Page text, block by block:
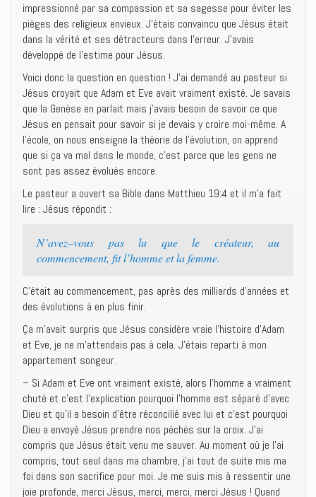
impressionné par sa compassion et sa sagesse pour éviter les
pièges des religieux envieux. J’étais convaincu que Jésus était
dans la vérité et ses détracteurs dans l’erreur. J’avais
développé de l’estime pour Jésus.
Voici donc la question en question ! J’ai demandé au pasteur si
Jésus croyait que Adam et Eve avait vraiment existé. Je savais
que la Genèse en parlait mais j’avais besoin de savoir ce que
Jésus en pensait pour savoir si je devais y croire moi-même. A
l’école, on nous enseigne la théorie de l’évolution, on apprend
que si ça va mal dans le monde, c’est parce que les gens ne
sont pas assez évolués encore.
Le pasteur a ouvert sa Bible dans Matthieu 19:4 et il m’a fait
lire : Jésus répondit :
N’avez–vous pas lu que le créateur, au
commencement, fit l’homme et la femme.
C’était au commencement, pas après des milliards d’années et
des évolutions à en plus finir.
Ça m’avait surpris que Jésus considère vraie l’histoire d’Adam
et Eve, je ne m’attendais pas à cela. J’étais reparti à mon
appartement songeur.
– Si Adam et Eve ont vraiment existé, alors l’homme a vraiment
chuté et c’est l’explication pourquoi l’homme est séparé d’avec
Dieu et qu’il a besoin d’être réconcilié avec lui et c’est pourquoi
Dieu a envoyé Jésus prendre nos péchés sur la croix. J’ai
compris que Jésus était venu me sauver. Au moment où je l’ai
compris, tout seul dans ma chambre, j’ai tout de suite mis ma
foi dans son sacrifice pour moi. Je me suis mis à ressentir une
joie profonde, merci Jésus, merci, merci, merci Jésus ! Quand